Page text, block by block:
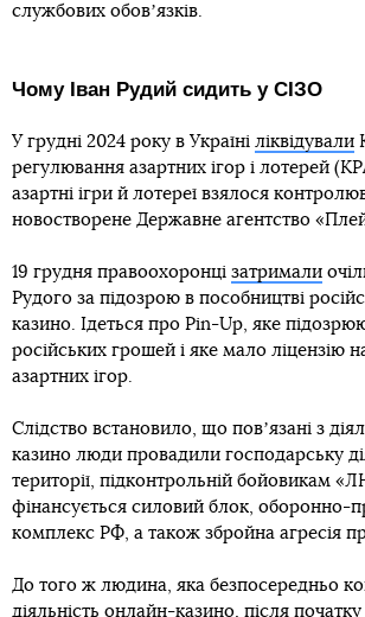
службових обовʼязків.
Чому Іван Рудий сидить у СІЗО
У грудні 2024 року в Україні ліквідували
регулювання азартних ігор і лотерей
азартні ігри й лотереї взялося
новостворене Державне агентство
19 грудня правоохоронці затримали
Рудого за підозрою в пособництві
казино. Ідеться про Pin-Up, яке
російських грошей і яке мало ліцензію
азартних ігор.
Слідство встановило, що повʼязані з
казино люди провадили господарську
території, підконтрольній бойовикам
фінансується силовий блок, оборонно-
комплекс РФ, а також збройна агресія
До того ж людина, яка безпосередньо
діяльність онлайн-казино, після початку